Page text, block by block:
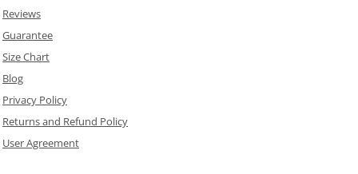
Reviews
Guarantee
Size Chart
Blog
Privacy Policy
Returns and Refund Policy
User Agreement